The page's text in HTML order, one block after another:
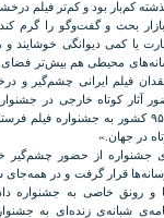
کم‌بار بود و کم‌تر فیلم
بازار بحث و گفت‌وگو را گرم
یا کمی دیوانگی خوشایند
محیطی هم بیش‌تر فضای
فیلم ایرانی چشم‌گیر و
آثار کوتاه خارجی در
میرزاخانی در اختتامیه گفت از ۹۵ کشور به
در جهان.»
از حضور چشم‌گیر
قرار گرفت و در
و رونق خاصی به جشنواره
شبانه‌ی زنده‌ای به